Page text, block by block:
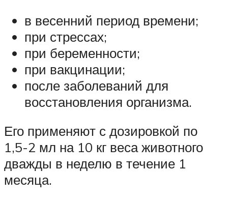
в весенний период времени;
при стрессах;
при беременности;
при вакцинации;
после заболеваний для
восстановления организма.
Его применяют с дозировкой по
1,5-2 мл на 10 кг веса животного
дважды в неделю в течение 1
месяца.